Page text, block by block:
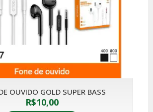
OUVIDO GOLD SUPER BASS
R$10,00